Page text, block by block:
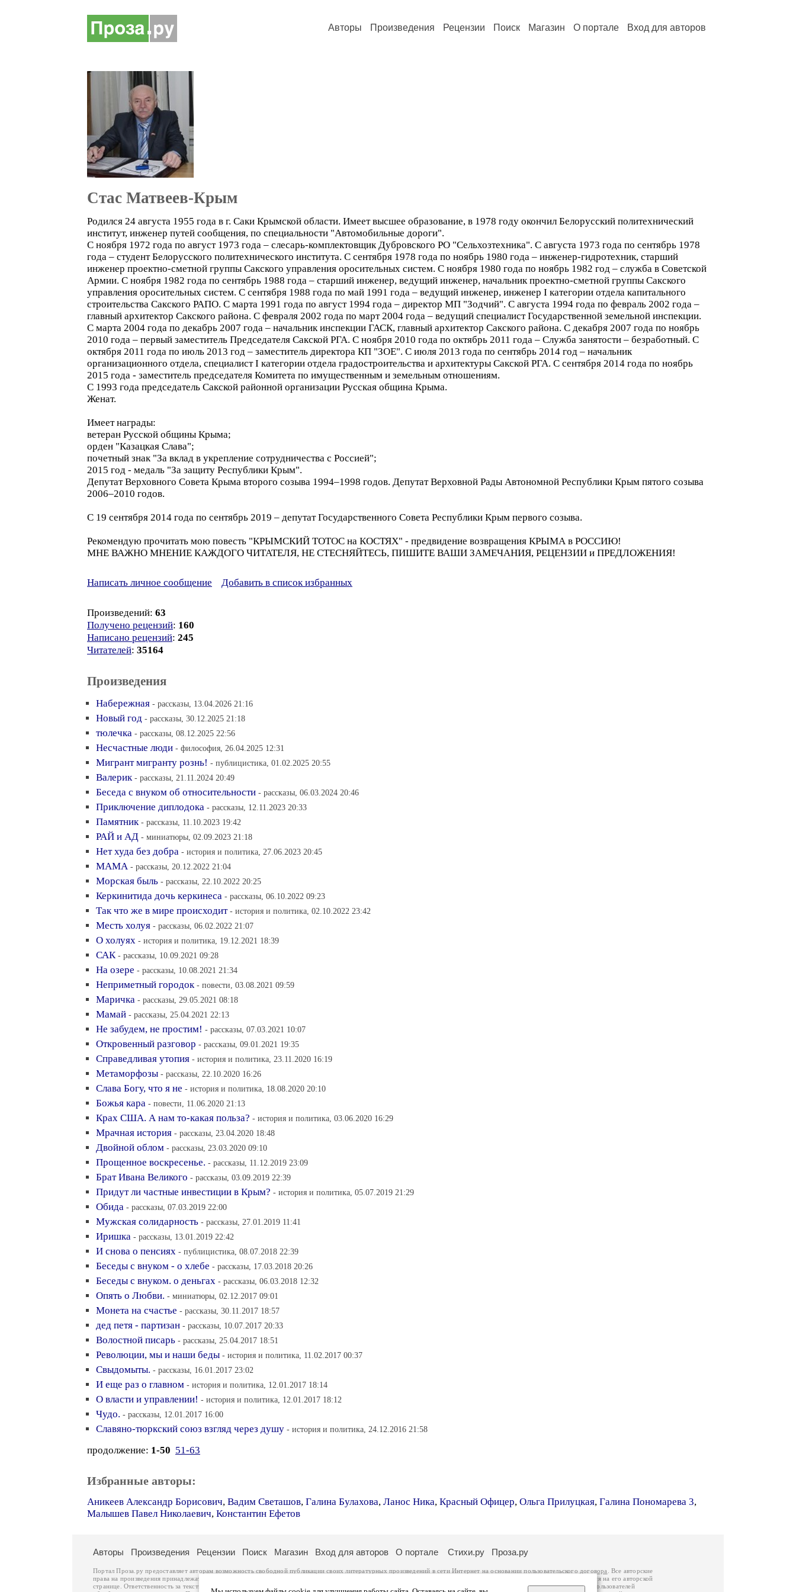
Авторы Произведения Рецензии Поиск Магазин О портале Вход для авторов
Стас Матвеев-Крым
Родился 24 августа 1955 года в г. Саки Крымской области. Имеет высшее образование, в 1978 году окончил Белорусский политехнический
институт, инженер путей сообщения, по специальности "Автомобильные дороги".
С ноября 1972 года по август 1973 года – слесарь-комплектовщик Дубровского РО "Сельхозтехника". С августа 1973 года по сентябрь 1978
года – студент Белорусского политехнического института. С сентября 1978 года по ноябрь 1980 года – инженер-гидротехник, старший
инженер проектно-сметной группы Сакского управления оросительных систем. С ноября 1980 года по ноябрь 1982 год – служба в Советской
Армии. С ноября 1982 года по сентябрь 1988 года – старший инженер, ведущий инженер, начальник проектно-сметной группы Сакского
управления оросительных систем. С сентября 1988 года по май 1991 года – ведущий инженер, инженер I категории отдела капитального
строительства Сакского РАПО. С марта 1991 года по август 1994 года – директор МП "Зодчий". С августа 1994 года по февраль 2002 года –
главный архитектор Сакского района. С февраля 2002 года по март 2004 года – ведущий специалист Государственной земельной инспекции.
С марта 2004 года по декабрь 2007 года – начальник инспекции ГАСК, главный архитектор Сакского района. С декабря 2007 года по ноябрь
2010 года – первый заместитель Председателя Сакской РГА. С ноября 2010 года по октябрь 2011 года – Служба занятости – безработный. С
октября 2011 года по июль 2013 год – заместитель директора КП "ЗОЕ". С июля 2013 года по сентябрь 2014 год – начальник
организационного отдела, специалист I категории отдела градостроительства и архитектуры Сакской РГА. С сентября 2014 года по ноябрь
2015 года - заместитель председателя Комитета по имущественным и земельным отношениям.
С 1993 года председатель Сакской районной организации Русская община Крыма.
Женат.
Имеет награды:
ветеран Русской общины Крыма;
орден "Казацкая Слава";
почетный знак "За вклад в укрепление сотрудничества с Россией";
2015 год - медаль "За защиту Республики Крым".
Депутат Верховного Совета Крыма второго созыва 1994–1998 годов. Депутат Верховной Рады Автономной Республики Крым пятого созыва
2006–2010 годов.
С 19 сентября 2014 года по сентябрь 2019 – депутат Государственного Совета Республики Крым первого созыва.
Рекомендую прочитать мою повесть "КРЫМСКИЙ ТОТОС на КОСТЯХ" - предвидение возвращения КРЫМА в РОССИЮ!
МНЕ ВАЖНО МНЕНИЕ КАЖДОГО ЧИТАТЕЛЯ, НЕ СТЕСНЯЙТЕСЬ, ПИШИТЕ ВАШИ ЗАМЕЧАНИЯ, РЕЦЕНЗИИ и ПРЕДЛОЖЕНИЯ!
Написать личное сообщение Добавить в список избранных
Произведений: 63
Получено рецензий: 160
Написано рецензий: 245
Читателей: 35164
Произведения
Набережная - рассказы, 13.04.2026 21:16
Новый год - рассказы, 30.12.2025 21:18
тюлечка - рассказы, 08.12.2025 22:56
Несчастные люди - философия, 26.04.2025 12:31
Мигрант мигранту рознь! - публицистика, 01.02.2025 20:55
Валерик - рассказы, 21.11.2024 20:49
Беседа с внуком об относительности - рассказы, 06.03.2024 20:46
Приключение диплодока - рассказы, 12.11.2023 20:33
Памятник - рассказы, 11.10.2023 19:42
РАЙ и АД - миниатюры, 02.09.2023 21:18
Нет худа без добра - история и политика, 27.06.2023 20:45
МАМА - рассказы, 20.12.2022 21:04
Морская быль - рассказы, 22.10.2022 20:25
Керкинитида дочь керкинеса - рассказы, 06.10.2022 09:23
Так что же в мире происходит - история и политика, 02.10.2022 23:42
Месть холуя - рассказы, 06.02.2022 21:07
О холуях - история и политика, 19.12.2021 18:39
САК - рассказы, 10.09.2021 09:28
На озере - рассказы, 10.08.2021 21:34
Неприметный городок - повести, 03.08.2021 09:59
Маричка - рассказы, 29.05.2021 08:18
Мамай - рассказы, 25.04.2021 22:13
Не забудем, не простим! - рассказы, 07.03.2021 10:07
Откровенный разговор - рассказы, 09.01.2021 19:35
Справедливая утопия - история и политика, 23.11.2020 16:19
Метаморфозы - рассказы, 22.10.2020 16:26
Слава Богу, что я не - история и политика, 18.08.2020 20:10
Божья кара - повести, 11.06.2020 21:13
Крах США. А нам то-какая польза? - история и политика, 03.06.2020 16:29
Мрачная история - рассказы, 23.04.2020 18:48
Двойной облом - рассказы, 23.03.2020 09:10
Прощенное воскресенье. - рассказы, 11.12.2019 23:09
Брат Ивана Великого - рассказы, 03.09.2019 22:39
Придут ли частные инвестиции в Крым? - история и политика, 05.07.2019 21:29
Обида - рассказы, 07.03.2019 22:00
Мужская солидарность - рассказы, 27.01.2019 11:41
Иришка - рассказы, 13.01.2019 22:42
И снова о пенсиях - публицистика, 08.07.2018 22:39
Беседы с внуком - о хлебе - рассказы, 17.03.2018 20:26
Беседы с внуком. о деньгах - рассказы, 06.03.2018 12:32
Опять о Любви. - миниатюры, 02.12.2017 09:01
Монета на счастье - рассказы, 30.11.2017 18:57
дед петя - партизан - рассказы, 10.07.2017 20:33
Волостной писарь - рассказы, 25.04.2017 18:51
Революции, мы и наши беды - история и политика, 11.02.2017 00:37
Свыдомыты. - рассказы, 16.01.2017 23:02
И еще раз о главном - история и политика, 12.01.2017 18:14
О власти и управлении! - история и политика, 12.01.2017 18:12
Чудо. - рассказы, 12.01.2017 16:00
Славяно-тюркский союз взгляд через душу - история и политика, 24.12.2016 21:58
продолжение: 1-50 51-63
Избранные авторы:
Аникеев Александр Борисович, Вадим Светашов, Галина Булахова, Ланос Ника, Красный Офицер, Ольга Прилуцкая, Галина Пономарева 3,
Малышев Павел Николаевич, Константин Ефетов
Авторы Произведения Рецензии Поиск Магазин Вход для авторов О портале Стихи.ру Проза.ру
Портал Проза.ру предоставляет авторам возможность свободной публикации своих литературных произведений в сети Интернет на основаниипользовательского договора
. Все авторские
права на произведения принадлежат авторам и охраняются
. Перепечатка произведений возможна только с согласия его автора, к которому вы можете обратиться на его авторской
странице. Ответственность за тексты произведений авторы несут самостоятельно на основании
законодательства Российской Федерации. Данные пользователей